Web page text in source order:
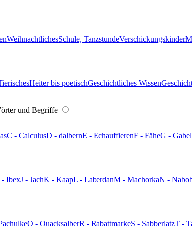
WeihnachtlichesSchule, TanzstundeVerschickungskinder
Heiter bis poetischGeschichtliches Wissen
und Begriffe
C - CalculusD - dalbernE - EchauffierenF - FäheG -
- IbexJ - JachK - KaapL - LaberdanM - MachorkaN -
Q - QuacksalberR - RabattmarkeS - SabberlatzT -